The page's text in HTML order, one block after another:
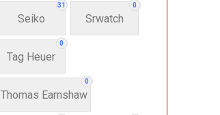
31
Seiko
0
Srwatch
0
Tag Heuer
0
Thomas Earnshaw